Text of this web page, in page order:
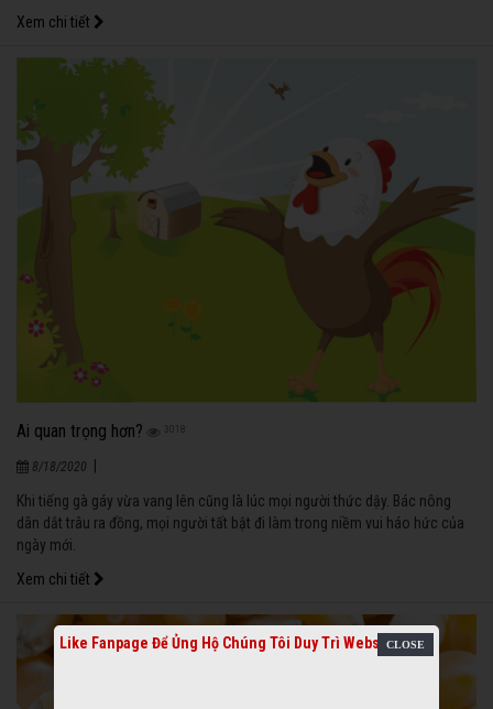
Xem chi tiết
Ai quan trọng hơn? 3018
8/18/2020
Khi tiếng gà gáy vừa vang lên cũng là lúc mọi người thức dậy. Bác nông
dân dắt trâu ra đồng, mọi người tất bật đi làm trong niềm vui háo hức của
ngày mới.
Xem chi tiết
Like Fanpage Để Ủng Hộ Chúng Tôi Duy Trì Website